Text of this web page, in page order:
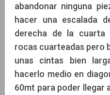
abandonar ninguna
hacer una escalada
derecha de la cuarta
rocas cuarteadas pero
unas cintas bien
hacerlo medio en
60mt para poder llegar